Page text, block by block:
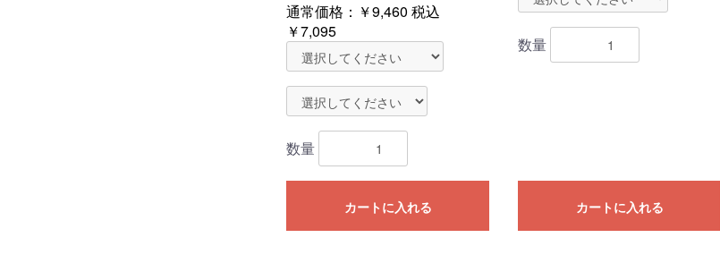
通常価格： ￥9,460 税込
￥7,095
数量
カートに入れる
数量
カートに入れる